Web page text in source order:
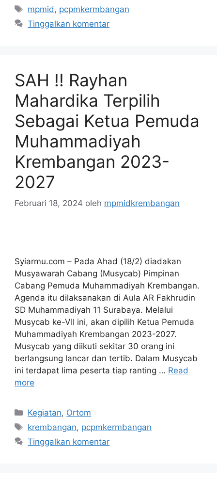
Tag
mpmid , pcpmkermbangan
Tinggalkan komentar
SAH !! Rayhan
Mahardika Terpilih
Sebagai Ketua Pemuda
Muhammadiyah
Krembangan 2023-
2027
Februari 18, 2024 oleh mpmidkrembangan
Syiarmu.com – Pada Ahad (18/2) diadakan
Musyawarah Cabang (Musycab) Pimpinan
Cabang Pemuda Muhammadiyah Krembangan.
Agenda itu dilaksanakan di Aula AR Fakhrudin
SD Muhammadiyah 11 Surabaya. Melalui
Musycab ke-VII ini, akan dipilih Ketua Pemuda
Muhammadiyah Krembangan 2023-2027.
Musycab yang diikuti sekitar 30 orang ini
berlangsung lancar dan tertib. Dalam Musycab
ini terdapat lima peserta tiap ranting … Read
more
Kategori
Kegiatan, Ortom
Tag
krembangan, pcpmkermbangan
Tinggalkan komentar